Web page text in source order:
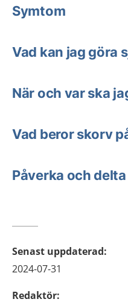
Symtom
Vad kan jag göra
När och var ska
Vad beror skorv
Påverka och
Senast uppdaterad:
2024-07-31
Redaktör: